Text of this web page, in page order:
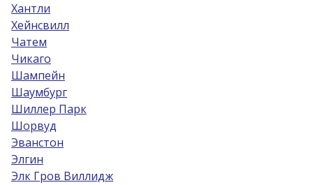
Хантли
Хейнсвилл
Чатем
Чикаго
Шампейн
Шаумбург
Шиллер Парк
Шорвуд
Эванстон
Элгин
Элк Гров Виллидж